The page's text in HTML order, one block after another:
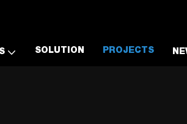
SOLUTION PROJECTS